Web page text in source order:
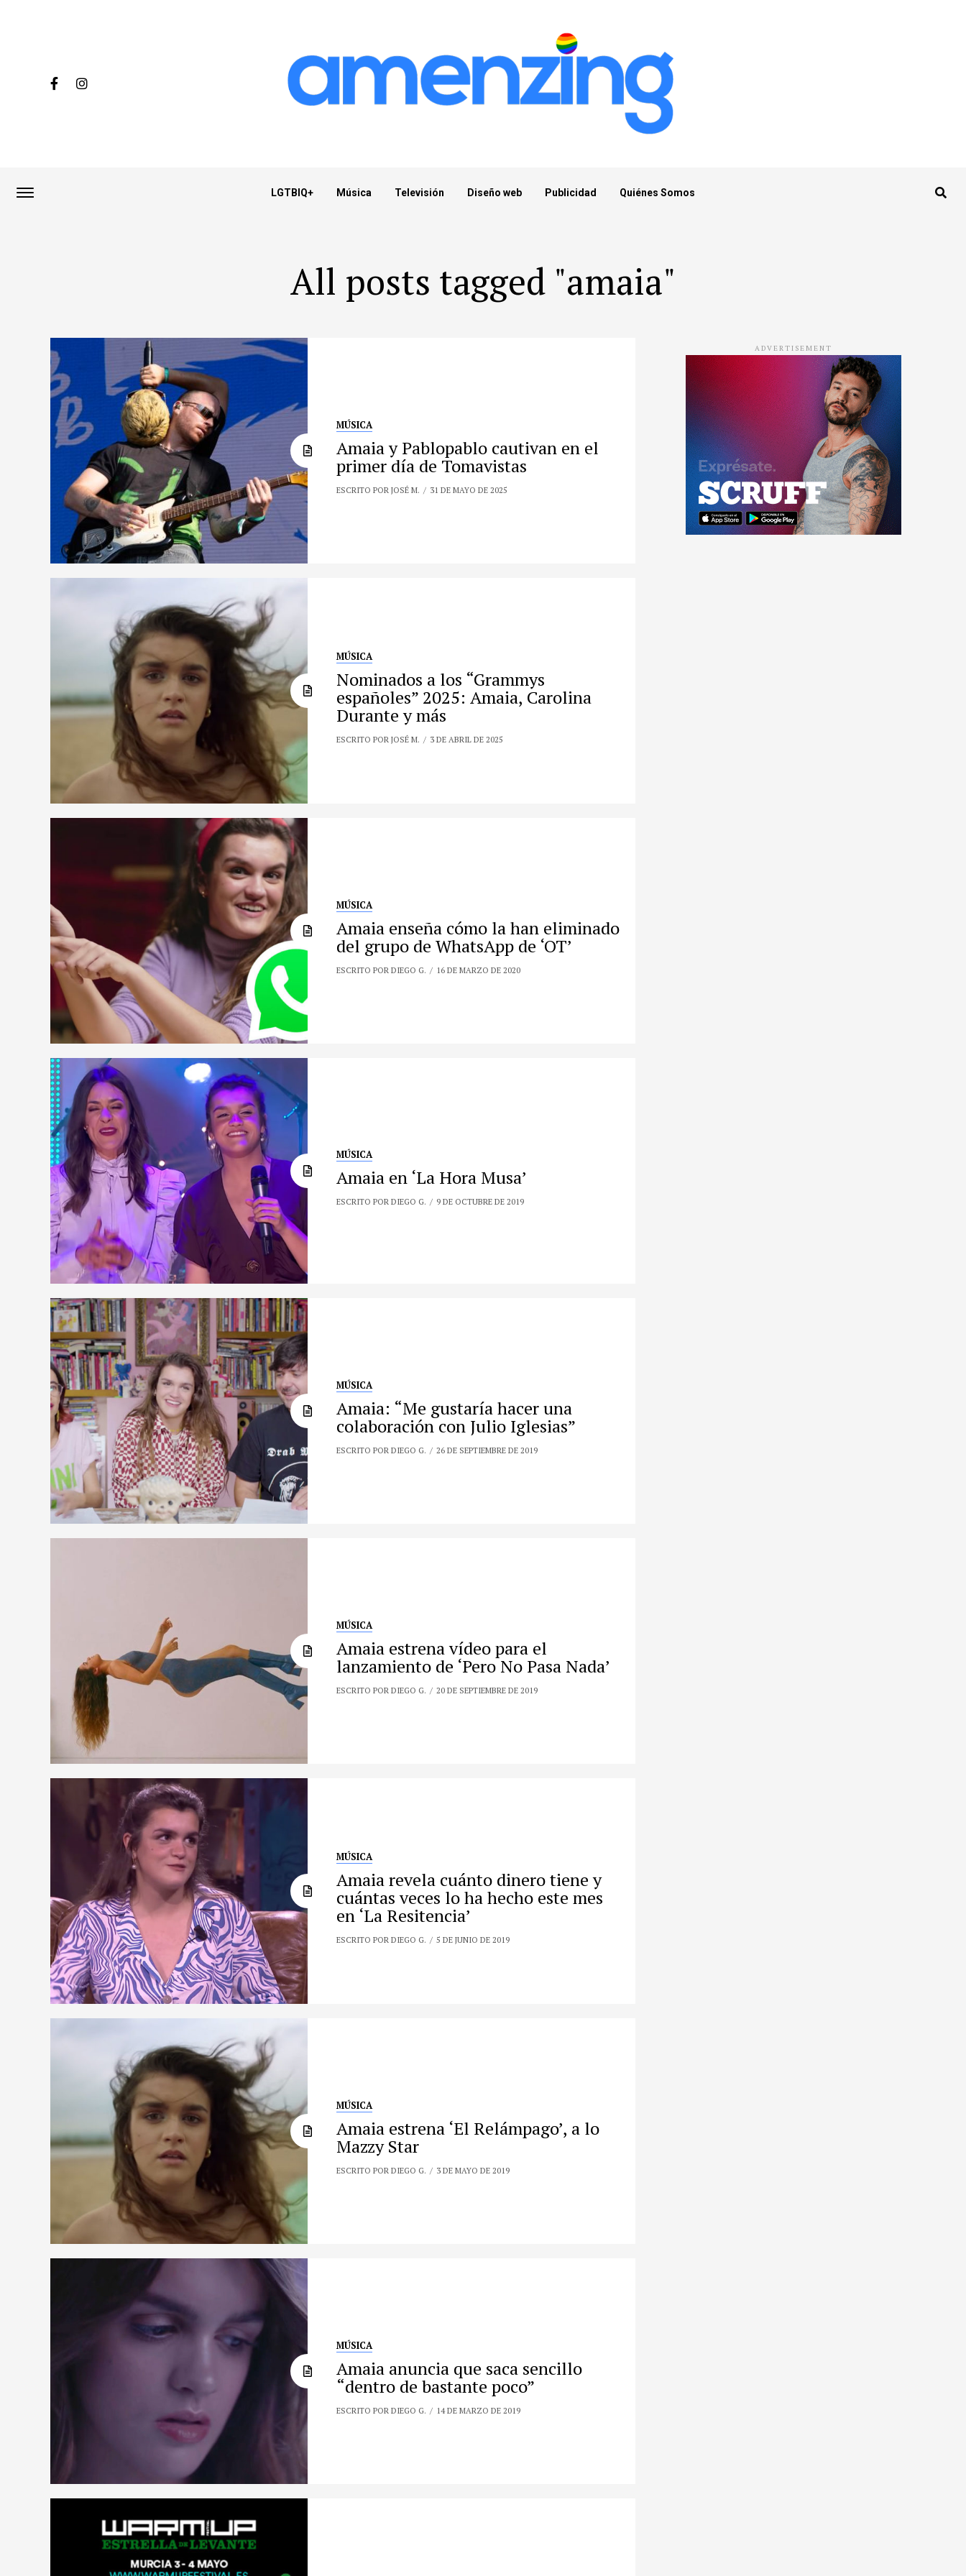
LGTBIQ+ Música Televisión Diseño web Publicidad Quiénes Somos
All posts tagged "amaia"
MÚSICA
Amaia y Pablopablo cautivan en el
primer día de Tomavistas
ESCRITO POR JOSÉ M. 31 DE MAYO DE 2025
MÚSICA
Nominados a los “Grammys
españoles” 2025: Amaia, Carolina
Durante y más
ESCRITO POR JOSÉ M. 3 DE ABRIL DE 2025
MÚSICA
Amaia enseña cómo la han eliminado
del grupo de WhatsApp de ‘OT’
ESCRITO POR DIEGO G. 16 DE MARZO DE 2020
MÚSICA
Amaia en ‘La Hora Musa’
ESCRITO POR DIEGO G. 9 DE OCTUBRE DE 2019
MÚSICA
Amaia: “Me gustaría hacer una
colaboración con Julio Iglesias”
ESCRITO POR DIEGO G. 26 DE SEPTIEMBRE DE 2019
MÚSICA
Amaia estrena vídeo para el
lanzamiento de ‘Pero No Pasa Nada’
ESCRITO POR DIEGO G. 20 DE SEPTIEMBRE DE 2019
MÚSICA
Amaia revela cuánto dinero tiene y
cuántas veces lo ha hecho este mes
en ‘La Resitencia’
ESCRITO POR DIEGO G. 5 DE JUNIO DE 2019
MÚSICA
Amaia estrena ‘El Relámpago’, a lo
Mazzy Star
ESCRITO POR DIEGO G. 3 DE MAYO DE 2019
MÚSICA
Amaia anuncia que saca sencillo
“dentro de bastante poco”
ESCRITO POR DIEGO G. 14 DE MARZO DE 2019
ADVERTISEMENT